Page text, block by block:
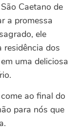
Caetano de
a promessa
ele
dos
uma deliciosa
ao final do
para nós que